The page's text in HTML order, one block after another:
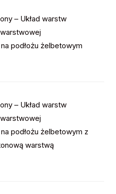
– Układ warstw
podłożu żelbetowym
– Układ warstw
podłożu żelbetowym z
warstwą